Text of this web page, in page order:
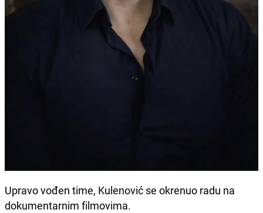
Upravo vođen time, Kulenović se okrenuo radu na
dokumentarnim filmovima.